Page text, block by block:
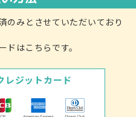
のみとさせていただいており
ドはこちらです。
レジットカード